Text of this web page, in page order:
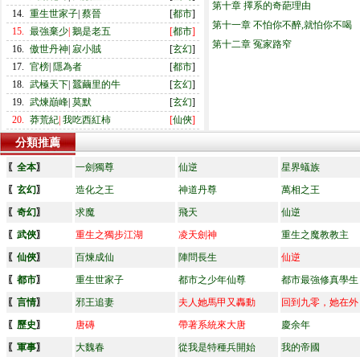
14. 重生世家子 蔡晉 [都市]
15. 最強棄少 鵝是老五 [都市]
16. 傲世丹神 寂小賊 [玄幻]
17. 官榜 隱為者 [都市]
18. 武極天下 蠶繭里的牛 [玄幻]
19. 武煉巔峰 莫默 [玄幻]
20. 莽荒紀 我吃西紅柿 [仙俠]
第十章 擇系的奇葩理由
第十一章 不怕你不醉,就怕你不喝
第十二章 冤家路窄
分類推薦
〖 全本〗 一劍獨尊 仙逆
星界蟻族
〖 玄幻〗 造化之王 神道丹尊
萬相之王
〖 奇幻〗 求魔 飛天
仙逆
〖 武俠〗 重生之獨步江湖 凌天劍神
重生之魔教教主
〖 仙俠〗 百煉成仙 陣問長生
仙逆
〖 都市〗 重生世家子 都市之少年仙尊
都市最強修真學生
〖 言情〗 邪王追妻 夫人她馬甲又轟動
回到九零，她在外
〖 歷史〗 唐磚 帶著系統來大唐
慶余年
〖 軍事〗 大魏春 從我是特種兵開始
我的帝國